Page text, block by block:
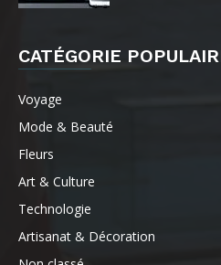
CATÉGORIE
Voyage
Mode & Beauté
Fleurs
Art & Culture
Technologie
Artisanat & Décoration